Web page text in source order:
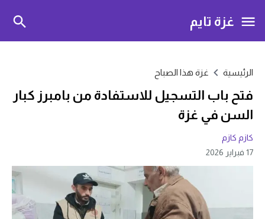
غزة تايم
الرئيسية غزة هذا الصباح
فتح باب التسجيل للاستفادة من بامبرز كبار
السن في غزة
كازم كازم
17 فبراير 2026